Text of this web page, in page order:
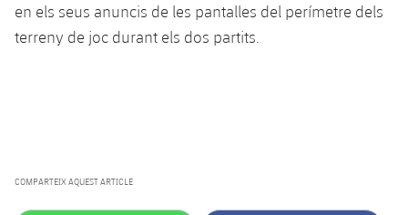
Agenda
Calendari
Jugadors
Notícies
Patinatge artístic
plusicon
més
Agenda
Actualitat
Voleibol
en els seus anuncis de les pantalles del perímetre dels
terreny de joc durant els dos partits.
COMPARTEIX AQUEST ARTICLE